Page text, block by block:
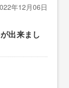
年12月06日
出来まし